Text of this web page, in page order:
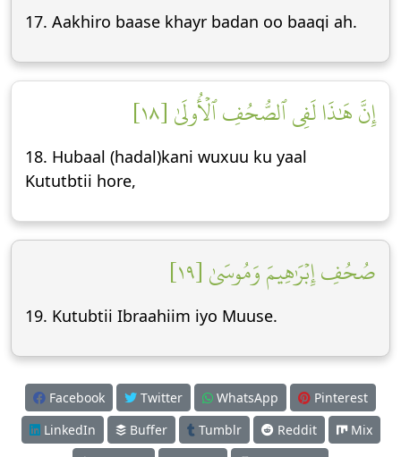
17. Aakhiro baase khayr badan oo baaqi ah.
إِنَّ هَٰذَا لَفِي ٱلصُّحُفِ ٱلۡأُولَىٰ [١٨]
18. Hubaal (hadal)kani wuxuu ku yaal
Kututbtii hore,
صُحُفِ إِبۡرَٰهِيمَ وَمُوسَىٰ [١٩]
19. Kutubtii Ibraahiim iyo Muuse.
Facebook Twitter WhatsApp
Pinterest
LinkedIn
Buffer Tumblr Reddit
Mix